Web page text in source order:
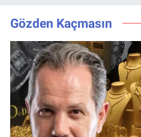
Durum
Gözden Kaçmasın